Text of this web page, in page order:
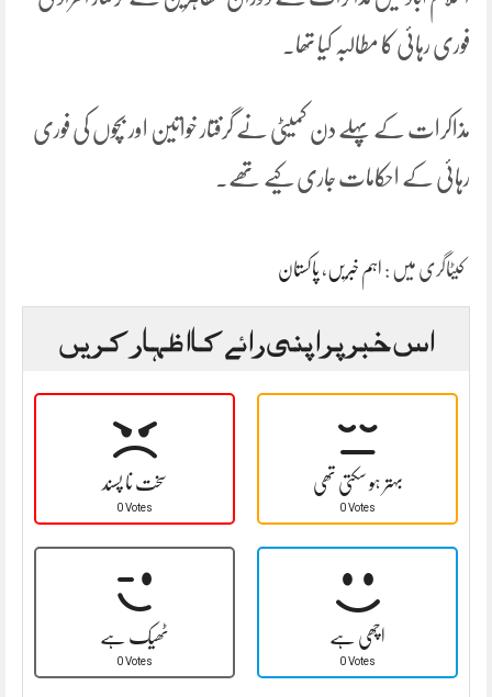
فوری رہائی کا مطالبہ کیا تھا۔
مذاکرات کے پہلے دن کمیٹی نے گرفتار خواتین اور بچوں کی فوری
رہائی کے احکامات جاری کیے تھے۔
کیٹاگری میں : اہم خبریں ، پاکستان
اس خبر پر اپنی رائے کا اظہار کریں
سخت نا پسند
0 Votes
بہتر ہو سکتی تھی
0 Votes
ٹھیک ہے
0 Votes
اچھی ہے
0 Votes